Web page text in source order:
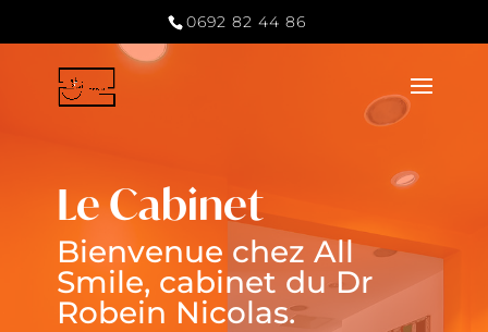
0692 82 44 86
Le Cabinet
Bienvenue chez All
Smile, cabinet du Dr
Robein Nicolas.